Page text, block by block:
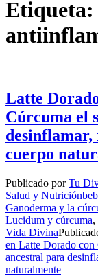
Etiqueta:
Latte
Cúrcuma el
cuerpo
Publicado porTu
Salud y Nutrición
Ganoderma y la
Lucidum y cúrcuma,
Vida Divina
en Latte Dorado
ancestral para
naturalmente